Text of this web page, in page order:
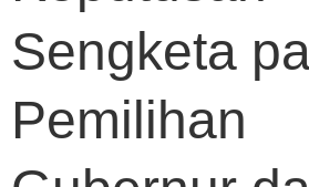
Sengketa
Pemilihan